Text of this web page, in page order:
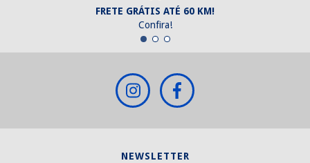
FRETE GRÁTIS ATÉ 60 KM!
Confira!
NEWSLETTER